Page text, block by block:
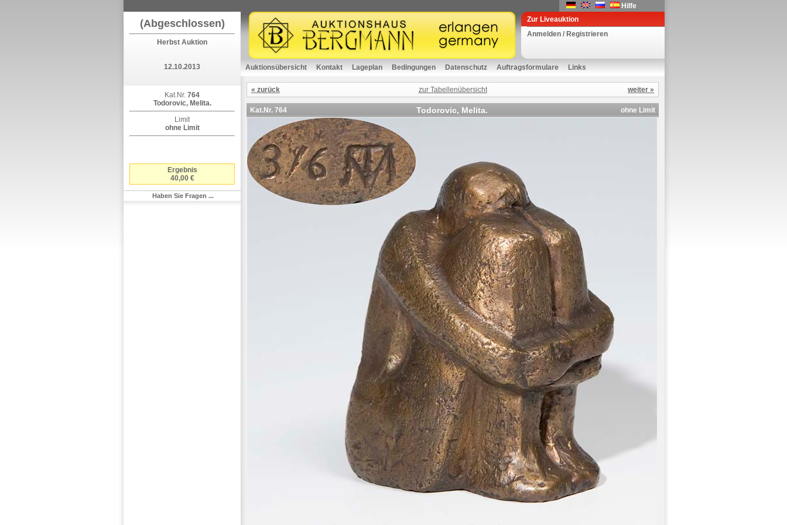
Hilfe
(Abgeschlossen)
Herbst Auktion
12.10.2013
Kat.Nr. 764
Todorovic, Melita.
Limit
ohne Limit
Ergebnis
40,00 €
Haben Sie Fragen ...
Zur Liveauktion
Anmelden / Registrieren
Auktionsübersicht Kontakt Lageplan Bedingungen Datenschutz Auftragsformulare Links
« zurück zur Tabellenübersicht weiter »
Kat.Nr. 764 Todorovic, Melita. ohne Limit